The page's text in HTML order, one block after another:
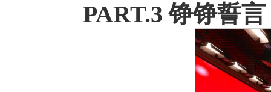
PART.3 铮铮誓